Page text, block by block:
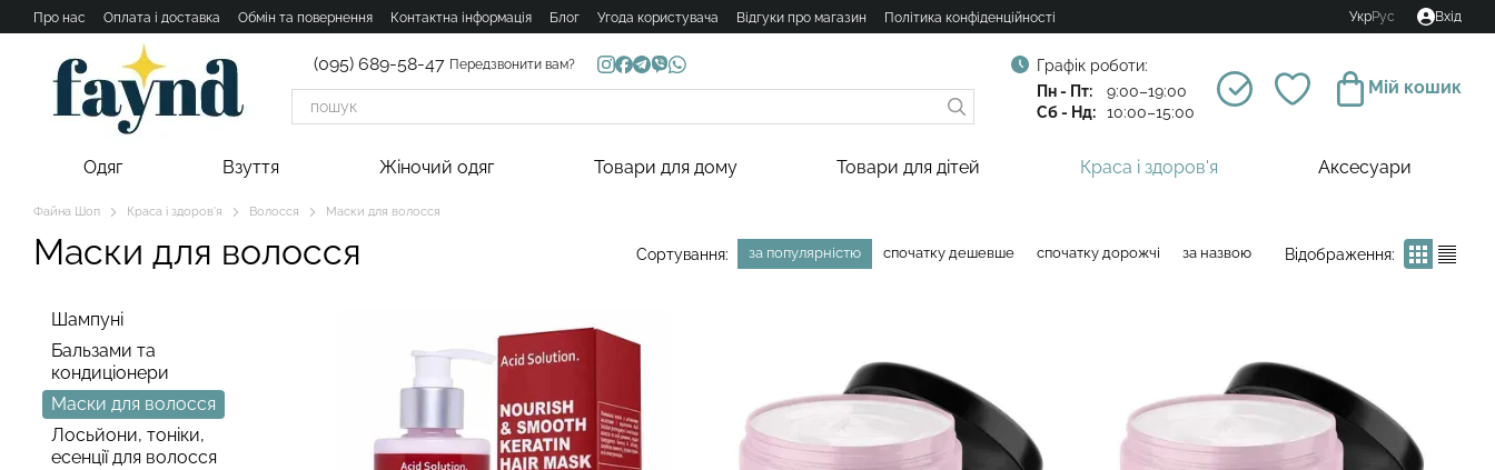
Перейти к основному контенту
Про нас Оплата і доставка Обмін та повернення Контактна інформація Блог Угода користувача Відгуки про магазин Політика конфіденційності УкрРус Вхід
(095) 689-58-47 Передзвонити вам?
Графік роботи:
Пн - Пт:
9:00–19:00
Сб - Нд:
10:00–15:00
Мій кошик
Одяг Взуття Жіночий одяг Товари для дому Товари для дітей Краса і здоров'я Аксесуари
Файна Шоп Краса і здоров'я Волосся Маски для волосся
Маски для волосся Сортування: за популярністю спочатку дешевше спочатку дорожчі за назвою Відображення:
Шампуні
Бальзами та
кондиціонери
Маски для волосся
Лосьйони, тоніки,
есенції для волосся